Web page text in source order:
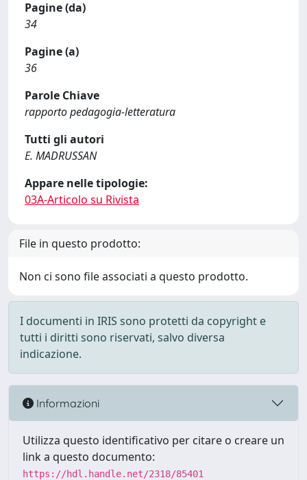
Pagine (da)
34
Pagine (a)
36
Parole Chiave
rapporto pedagogia-letteratura
Tutti gli autori
E. MADRUSSAN
Appare nelle tipologie:
03A-Articolo su Rivista
File in questo prodotto:
Non ci sono file associati a questo prodotto.
I documenti in IRIS sono protetti da copyright e
tutti i diritti sono riservati, salvo diversa
indicazione.
Informazioni
Utilizza questo identificativo per citare o creare un
link a questo documento:
https://hdl.handle.net/2318/85401